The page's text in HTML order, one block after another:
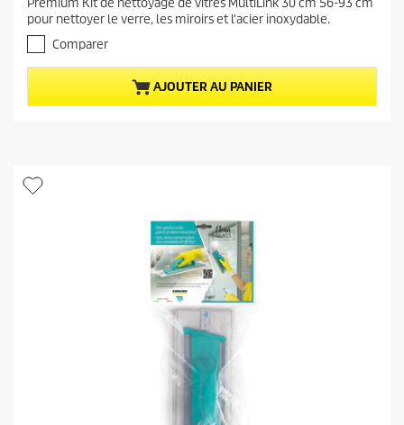
a
c
t
u
e
l
r
0
s
r
5
é
t
s
Premium Kit de nettoyage de vitres MultiLink 30 cm 56-93 cm
pour nettoyer le verre, les miroirs et l'acier inoxydable.
Comparer
AJOUTER AU PANIER